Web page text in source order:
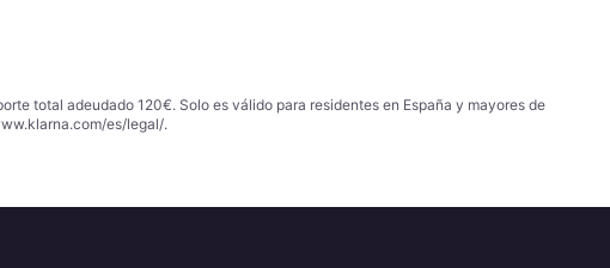
total adeudado 120€. Solo es válido para residentes en España y mayores de
es/legal/.